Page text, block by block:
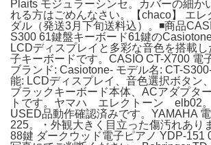
Plaits モジュラーシンセ。カバーの細か
れる方はごめんなさい。【chaco】 エ
ダル（発送3月下旬送料込）。◾️商品
S300 61鍵盤キーボード61鍵の
LCDディスプレイと多彩な音色を搭載
子キーボードです。CASIO CT-X700 電
ブランド: Casiotone- モデル名: CT-
能: LCDディスプレイ、音色選択ボタン
ブラックキーボード本体、ACアダプタ
トです。ヤマハ エレクトーン elb02。
USED品動作確認済みです。YAMAHA
225。・外観大きく目立った傷汚れあり
88鍵 ダークウッド電子ピアノ YDP-151